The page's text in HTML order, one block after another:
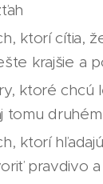
ktorí cítia,
krajšie a
ktoré chcú
tomu
ktorí
pravdivo